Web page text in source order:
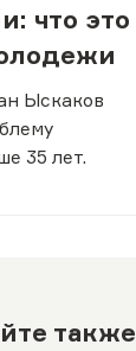
что это
Ыскаков
35 лет.
также